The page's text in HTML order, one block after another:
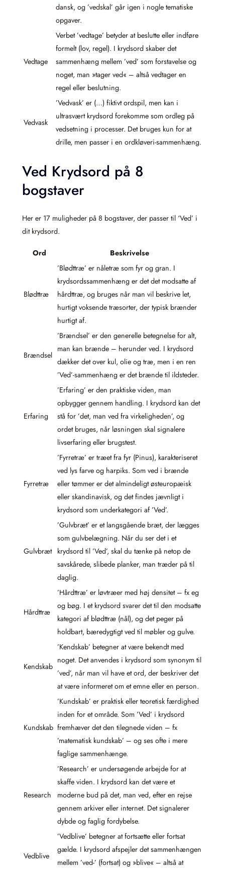
dansk, og ’vedskal’ går igen i nogle tematiske
opgaver.
Vedtage
Verbet ’vedtage’ betyder at beslutte eller indføre
formelt (lov, regel). I krydsord skaber det
sammenhæng mellem ’ved’ som forstavelse og
noget, man »tager ved« – altså vedtager en
regel eller beslutning.
Vedvask
’Vedvask’ er (…) fiktivt ordspil, men kan i
ultrasvært krydsord forekomme som ordleg på
vedsetning i processer. Det bruges kun for at
drille, men passer i en ordkløveri-sammenhæng.
Ved Krydsord på 8
bogstaver
Her er 17 muligheder på 8 bogstaver, der passer til ‘Ved’ i
dit krydsord.
Ord Beskrivelse
Blødttræ
’Blødttræ’ er nåletræ som fyr og gran. I
krydsordssammenhæng er det det modsatte af
hårdttræ, og bruges når man vil beskrive let,
hurtigt voksende træsorter, der typisk brænder
hurtigt af.
Brændsel
’Brændsel’ er den generelle betegnelse for alt,
man kan brænde – herunder ved. I krydsord
dækker det over kul, olie og træ, men i en ren
’Ved’-sammenhæng er det brænde til ildsteder.
Erfaring
’Erfaring’ er den praktiske viden, man
opbygger gennem handling. I krydsord kan det
stå for ’det, man ved fra virkeligheden’, og
ordet bruges, når løsningen skal signalere
livserfaring eller brugstest.
Fyrretræ
’Fyrretræ’ er træet fra fyr (Pinus), karakteriseret
ved lys farve og harpiks. Som ved i brænde
eller tømmer er det almindeligt østeuropæisk
eller skandinavisk, og det findes jævnligt i
krydsord som underkategori af ’Ved’.
Gulvbræt
’Gulvbræt’ er et langsgående bræt, der lægges
som gulvbelægning. Når du ser det i et
krydsord til ’Ved’, skal du tænke på netop de
savskårede, slibede planker, man træder på til
daglig.
Hårdttræ
’Hårdttræ’ er løvtræer med høj densitet – fx eg
og bøg. I et krydsord svarer det til den modsatte
kategori af blødttræ (nål), og det peger på
holdbart, bæredygtigt ved til møbler og gulve.
Kendskab
’Kendskab’ betegner at være bekendt med
noget. Det anvendes i krydsord som synonym til
’ved’, når man vil have et ord, der beskriver det
at være informeret om et emne eller en person.
Kundskab
’Kundskab’ er praktisk eller teoretisk færdighed
inden for et område. Som ’Ved’ i krydsord
fremhæver det den tilegnede viden – fx
’matematisk kundskab’ – og ses ofte i mere
faglige sammenhænge.
Research
’Research’ er undersøgende arbejde for at
skaffe viden. I krydsord kan det være et
moderne bud på det, man ved, efter en rejse
gennem arkiver eller internet. Det signalerer
dybde og faglig fordybelse.
Vedblive
’Vedblive’ betegner at fortsætte eller fortsat
gælde. I krydsord afspejler det sammenhængen
mellem ’ved-’ (fortsat) og »blive« – altså at